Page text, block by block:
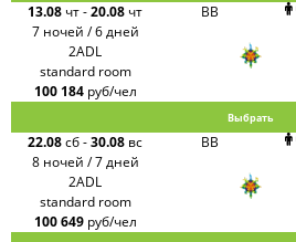
13.08 чт-20.08 чт
7 ночей / 6 дней
BB
2ADL
standard room
100 184 руб/чел
Выбрать
22.08сб-30.08 вс
8 ночей / 7 дней
BB
2ADL
standard room
100 649 руб/чел